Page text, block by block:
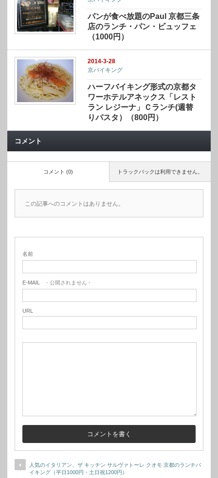
パンが食べ放題のPaul 京都三条
店のランチ・パン・ビュッフェ
（1000円）
2014-3-28
京バイキング
ハーフバイキング形式の京都タ
ワーホテルアネックス「レスト
ラン レジーナ」Ｃランチ(週替
りパスタ）（800円）
コメント
トラックバックは利用できません。
コメント (0)
この記事へのコメントはありません。
名前
E-MAIL - 公開されません -
URL
人気のイタリアン、ザ キッチン サルヴァトーレ クオモ 京都のランチバ
イキング（平日1000円・土日祝1200円）